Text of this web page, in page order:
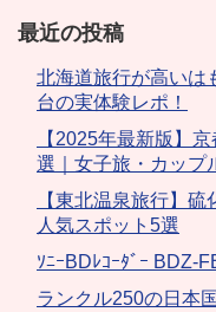
最近の投稿
北海道旅行が高いは
台の実体験レポ！
【2025年最新版】
選｜女子旅・カップ
【東北温泉旅行】
人気スポット5選
ｿﾆｰBDﾚｺｰﾀﾞｰ BDZ-
ランクル250の日本